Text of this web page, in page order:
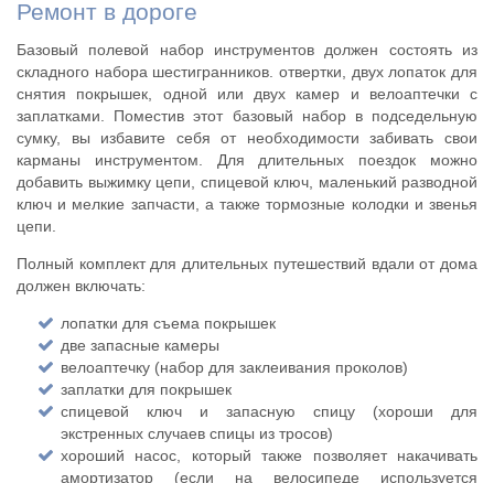
Ремонт в дороге
Базовый полевой набор инструментов должен состоять из
складного набора шестигранников. отвертки, двух лопаток для
снятия покрышек, одной или двух камер и велоаптечки с
заплатками. Поместив этот базовый набор в подседельную
сумку, вы избавите себя от необходимости забивать свои
карманы инструментом. Для длительных поездок можно
добавить выжимку цепи, спицевой ключ, маленький разводной
ключ и мелкие запчасти, а также тормозные колодки и звенья
цепи.
Полный комплект для длительных путешествий вдали от дома
должен включать:
лопатки для съема покрышек
две запасные камеры
велоаптечку (набор для заклеивания проколов)
заплатки для покрышек
спицевой ключ и запасную спицу (хороши для
экстренных случаев спицы из тросов)
хороший насос, который также позволяет накачивать
амортизатор (если на велосипеде используется